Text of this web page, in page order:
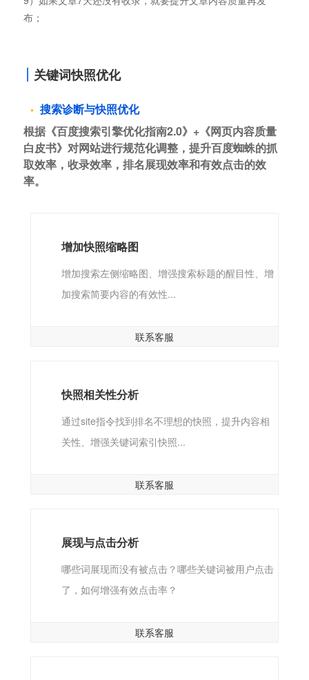
布；
关键词快照优化
搜索诊断与快照优化
根据《百度搜索引擎优化指南2.0》+《网页内容质量
白皮书》对网站进行规范化调整，提升百度蜘蛛的抓
取效率，收录效率，排名展现效率和有效点击的效
率。
增加快照缩略图
增加搜索左侧缩略图、增强搜索标题的醒目性、增
加搜索简要内容的有效性...
联系客服
快照相关性分析
通过site指令找到排名不理想的快照，提升内容相
关性、增强关键词索引快照...
联系客服
展现与点击分析
哪些词展现而没有被点击？哪些关键词被用户点击
了，如何增强有效点击率？
联系客服